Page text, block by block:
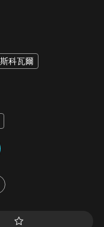
科瓦爾